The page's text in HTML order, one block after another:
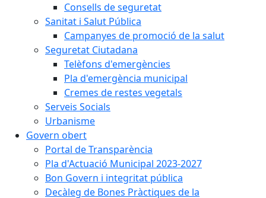
Consells de seguretat
Sanitat i Salut Pública
Campanyes de promoció de la salut
Seguretat Ciutadana
Telèfons d'emergències
Pla d'emergència municipal
Cremes de restes vegetals
Serveis Socials
Urbanisme
Govern obert
Portal de Transparència
Pla d'Actuació Municipal 2023-2027
Bon Govern i integritat pública
Decàleg de Bones Pràctiques de la